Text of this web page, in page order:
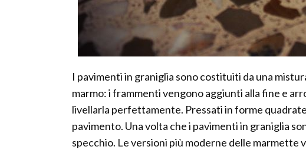
I pavimenti in graniglia sono costituiti da una
marmo: i frammenti vengono aggiunti alla fine e
livellarla perfettamente. Pressati in forme
pavimento. Una volta che i pavimenti in graniglia
specchio. Le versioni più moderne delle marmette